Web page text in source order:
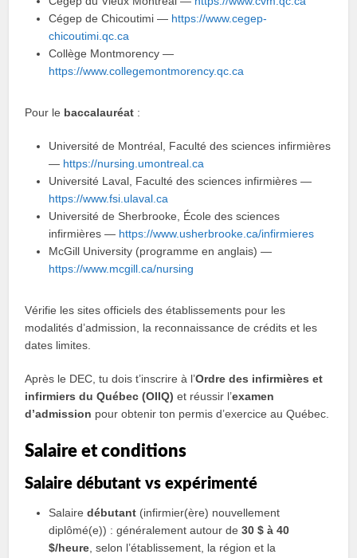
Cégep de Chicoutimi — https://www.cegep-
chicoutimi.qc.ca
Collège Montmorency —
https://www.collegemontmorency.qc.ca
Pour le baccalauréat :
Université de Montréal, Faculté des sciences infirmières
— https://nursing.umontreal.ca
Université Laval, Faculté des sciences infirmières —
https://www.fsi.ulaval.ca
Université de Sherbrooke, École des sciences
infirmières — https://www.usherbrooke.ca/infirmieres
McGill University (programme en anglais) —
https://www.mcgill.ca/nursing
Vérifie les sites officiels des établissements pour les
modalités d’admission, la reconnaissance de crédits et les
dates limites.
Après le DEC, tu dois t’inscrire à l’Ordre des infirmières et
infirmiers du Québec (OIIQ) et réussir l’examen
d’admission pour obtenir ton permis d’exercice au Québec.
Salaire et conditions
Salaire débutant vs expérimenté
Salairedébutant (infirmier(ère) nouvellement
diplômé(e)) : généralement autour de30 $ à 40
$/heure , selon l’établissement, la région et la